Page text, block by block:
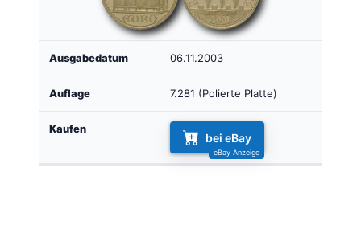
06.11.2003
7.281 (Polierte Platte)
bei eBay